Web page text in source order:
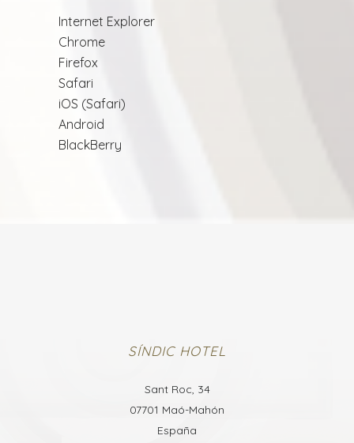
Internet Explorer
Chrome
Firefox
Safari
iOS (Safari)
Android
BlackBerry
SÍNDIC HOTEL
Sant Roc, 34
07701 Maó-Mahón
España